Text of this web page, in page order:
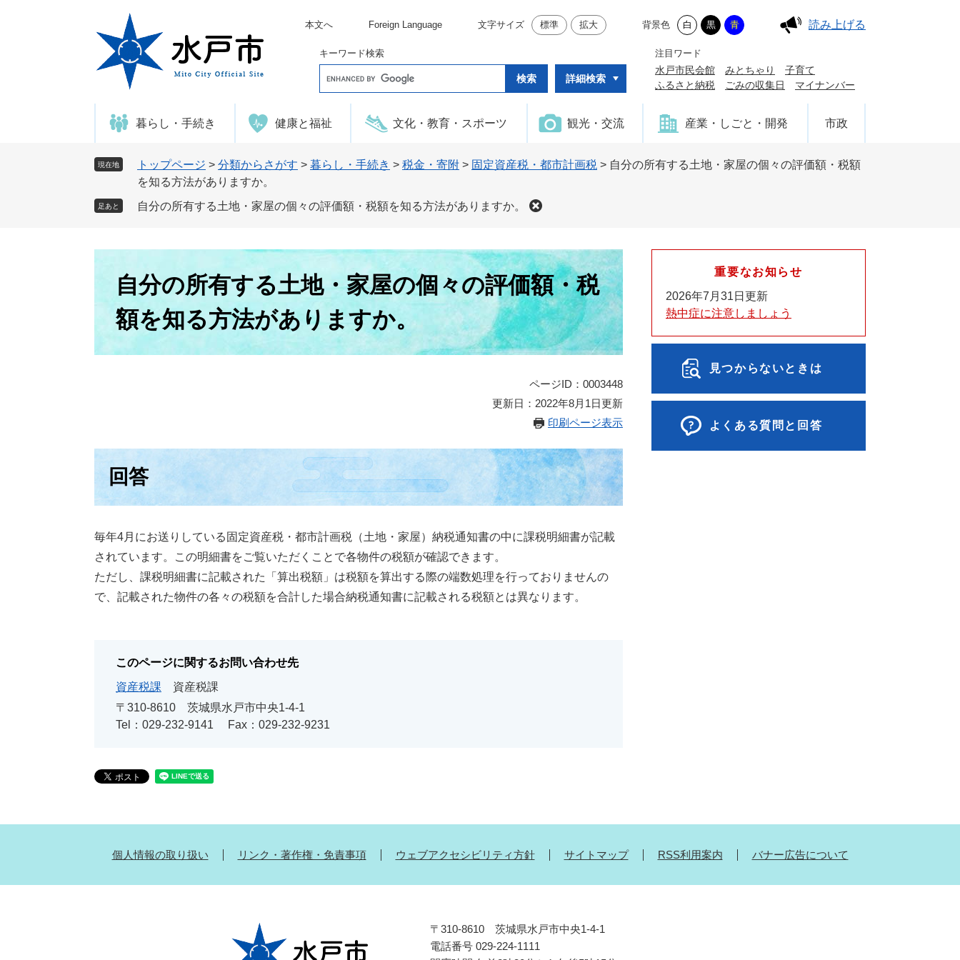
本文へ Foreign Language 文字サイズ 標準 拡大 背景色 白 黒 青 読み上げる
キーワード検索
o
e
タ
ム
詳細検索
注目ワード
水戸市民会館 みとちゃり
子育て
ふるさと納税
ごみの収集日 マイナンバー
暮らし・手続き 健康と福祉 文化・教育・スポーツ 観光・交流 産業・しごと・開発 市政
現在地 トップページ > 分類からさがす > 暮らし・手続き > 税金・寄附 > 固定資産税・都市計画税 > 自分の所有する土地・家屋の個々の評価額・税額
を知る方法がありますか。
足あと 自分の所有する土地・家屋の個々の評価額・税額を知る方法がありますか。
自分の所有する土地・家屋の個々の評価額・税
額を知る方法がありますか。
ページID：0003448
更新日：2022年8月1日更新
印刷ページ表示
回答
毎年4月にお送りしている固定資産税・都市計画税（土地・家屋）納税通知書の中に課税明細書が記載
されています。この明細書をご覧いただくことで各物件の税額が確認できます。
ただし、課税明細書に記載された「算出税額」は税額を算出する際の端数処理を行っておりませんの
で、記載された物件の各々の税額を合計した場合納税通知書に記載される税額とは異なります。
このページに関するお問い合わせ先
資産税課
資産税課
〒310-8610 茨城県水戸市中央1-4-1
Tel：029-232-9141
Fax：029-232-9231
重要なお知らせ
2026年7月31日更新
熱中症に注意しましょう
見つからないときは
よくある質問と回答
個人情報の取り扱い リンク・著作権・免責事項 ウェブアクセシビリティ方針 サイトマップ RSS利用案内 バナー広告について
〒310-8610 茨城県水戸市中央1-4-1
電話番号 029-224-1111